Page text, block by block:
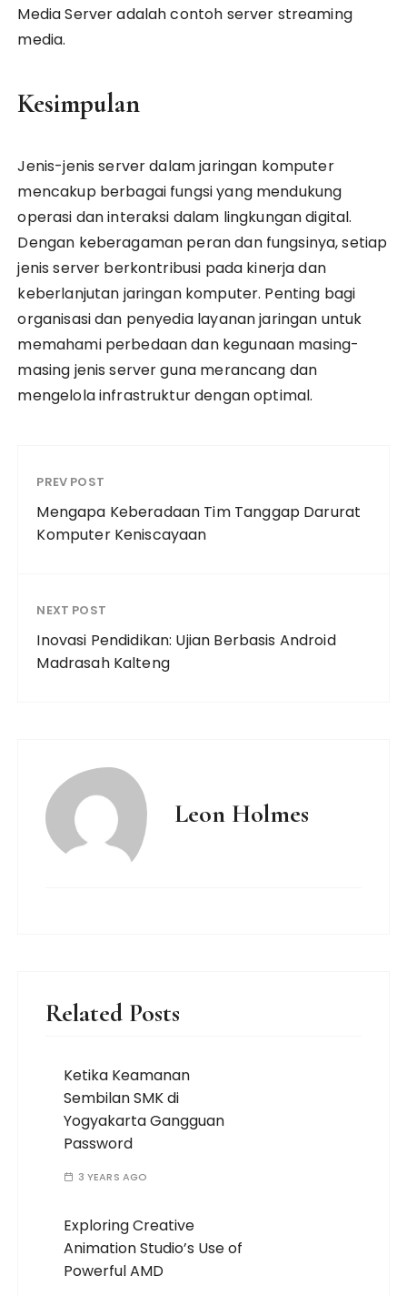
Media Server adalah contoh server streaming
media.
Kesimpulan
Jenis-jenis server dalam jaringan komputer
mencakup berbagai fungsi yang mendukung
operasi dan interaksi dalam lingkungan digital.
Dengan keberagaman peran dan fungsinya, setiap
jenis server berkontribusi pada kinerja dan
keberlanjutan jaringan komputer. Penting bagi
organisasi dan penyedia layanan jaringan untuk
memahami perbedaan dan kegunaan masing-
masing jenis server guna merancang dan
mengelola infrastruktur dengan optimal.
PREV POST
Mengapa Keberadaan Tim Tanggap Darurat
Komputer Keniscayaan
NEXT POST
Inovasi Pendidikan: Ujian Berbasis Android
Madrasah Kalteng
Leon Holmes
Related Posts
Ketika Keamanan
Sembilan SMK di
Yogyakarta Gangguan
Password
3 YEARS AGO
Exploring Creative
Animation Studio’s Use of
Powerful AMD